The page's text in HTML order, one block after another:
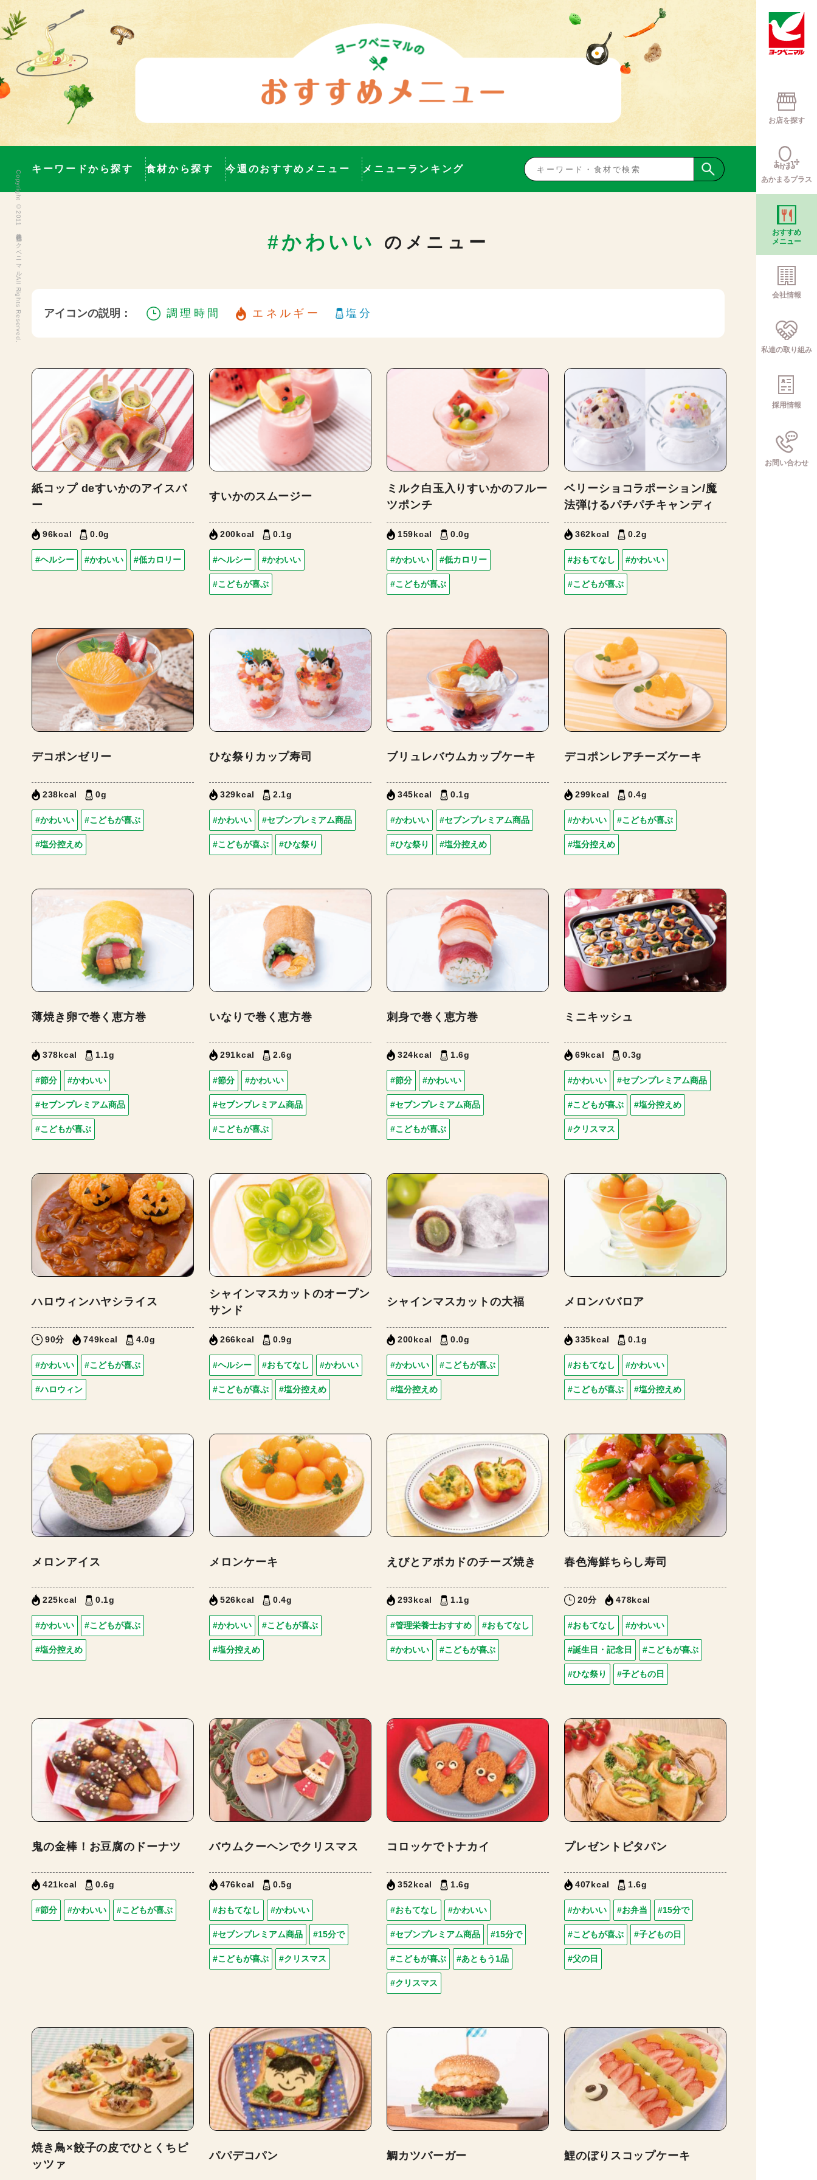
お店を探す
あかまるプラス
おすすめ
メニュー
会社情報
私達の取り組み
採用情報
お問い合わせ
キーワードから探す 食材から探す 今週のおすすめメニュー メニューランキング
#かわいい のメニュー
アイコンの説明： 調理時間 エネルギー 塩分
紙コップ deすいかのアイスバ
ー
96kcal 0.0g
#ヘルシー #かわいい #低カロリー
すいかのスムージー
200kcal 0.1g
#ヘルシー #かわいい
#こどもが喜ぶ
ミルク白玉入りすいかのフルー
ツポンチ
159kcal 0.0g
#かわいい #低カロリー
#こどもが喜ぶ
ベリーショコラポーション/魔
法弾けるパチパチキャンディ
362kcal 0.2g
#おもてなし #かわいい
#こどもが喜ぶ
デコポンゼリー
238kcal 0g
#かわいい #こどもが喜ぶ
#塩分控えめ
ひな祭りカップ寿司
329kcal 2.1g
#かわいい #セブンプレミアム商品
#こどもが喜ぶ #ひな祭り
ブリュレバウムカップケーキ
345kcal 0.1g
#かわいい #セブンプレミアム商品
#ひな祭り #塩分控えめ
デコポンレアチーズケーキ
299kcal 0.4g
#かわいい #こどもが喜ぶ
#塩分控えめ
薄焼き卵で巻く恵方巻
378kcal 1.1g
#節分 #かわいい
#セブンプレミアム商品
#こどもが喜ぶ
いなりで巻く恵方巻
291kcal 2.6g
#節分 #かわいい
#セブンプレミアム商品
#こどもが喜ぶ
刺身で巻く恵方巻
324kcal 1.6g
#節分 #かわいい
#セブンプレミアム商品
#こどもが喜ぶ
ミニキッシュ
69kcal 0.3g
#かわいい #セブンプレミアム商品
#こどもが喜ぶ #塩分控えめ
#クリスマス
ハロウィンハヤシライス
90分 749kcal 4.0g
#かわいい #こどもが喜ぶ
#ハロウィン
シャインマスカットのオープン
サンド
266kcal 0.9g
#ヘルシー #おもてなし #かわいい
#こどもが喜ぶ #塩分控えめ
シャインマスカットの大福
200kcal 0.0g
#かわいい #こどもが喜ぶ
#塩分控えめ
メロンババロア
335kcal 0.1g
#おもてなし #かわいい
#こどもが喜ぶ #塩分控えめ
メロンアイス
225kcal 0.1g
#かわいい #こどもが喜ぶ
#塩分控えめ
メロンケーキ
526kcal 0.4g
#かわいい #こどもが喜ぶ
#塩分控えめ
えびとアボカドのチーズ焼き
293kcal 1.1g
#管理栄養士おすすめ #おもてなし
#かわいい #こどもが喜ぶ
春色海鮮ちらし寿司
20分 478kcal
#おもてなし #かわいい
#誕生日・記念日 #こどもが喜ぶ
#ひな祭り #子どもの日
鬼の金棒！お豆腐のドーナツ
421kcal 0.6g
#節分 #かわいい #こどもが喜ぶ
バウムクーヘンでクリスマス
476kcal 0.5g
#おもてなし #かわいい
#セブンプレミアム商品 #15分で
#こどもが喜ぶ #クリスマス
コロッケでトナカイ
352kcal 1.6g
#おもてなし #かわいい
#セブンプレミアム商品 #15分で
#こどもが喜ぶ #あともう1品
#クリスマス
プレゼントピタパン
407kcal 1.6g
#かわいい #お弁当 #15分で
#こどもが喜ぶ #子どもの日
#父の日
焼き鳥×餃子の皮でひとくちピ
ッツァ
パパデコパン 鯛カツバーガー 鯉のぼりスコップケーキ
Copyright ©2011 株式会社ヨークベニマル All Rights Reserved.